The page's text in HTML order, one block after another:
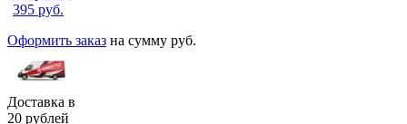
395 руб.
Оформить заказ на сумму руб.
Доставка в
20 рублей